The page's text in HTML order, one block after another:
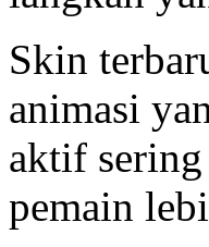
Skin
animasi
aktif
pemain